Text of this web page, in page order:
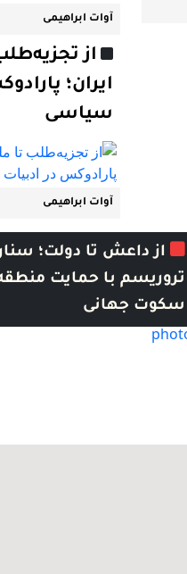
آوات ابراهیمی
از
ایران؛
سیاسی
آوات ابراهیمی
ما ملت‌ها قیم
ریشه در این خاک داریم
از داعش تا دولت؛
تروریسم با حمایت
سکوت جهانی